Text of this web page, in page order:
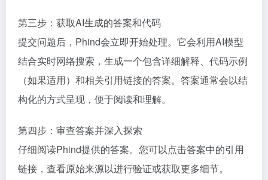
第三步：获取AI生成的答案和代码
提交问题后，Phind会立即开始处理。它会利用AI模型
结合实时网络搜索，生成一个包含详细解释、代码示例
（如果适用）和相关引用链接的答案。答案通常会以结
构化的方式呈现，便于阅读和理解。
第四步：审查答案并深入探索
仔细阅读Phind提供的答案。您可以点击答案中的引用
链接，查看原始来源以进行验证或获取更多细节。